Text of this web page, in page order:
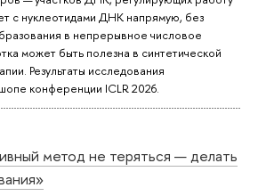
с нуклеотидами ДНК напрямую, без
в непрерывное числовое
может быть полезна в синтетической
Результаты исследования
конференции ICLR 2026.
метод не теряться — делать